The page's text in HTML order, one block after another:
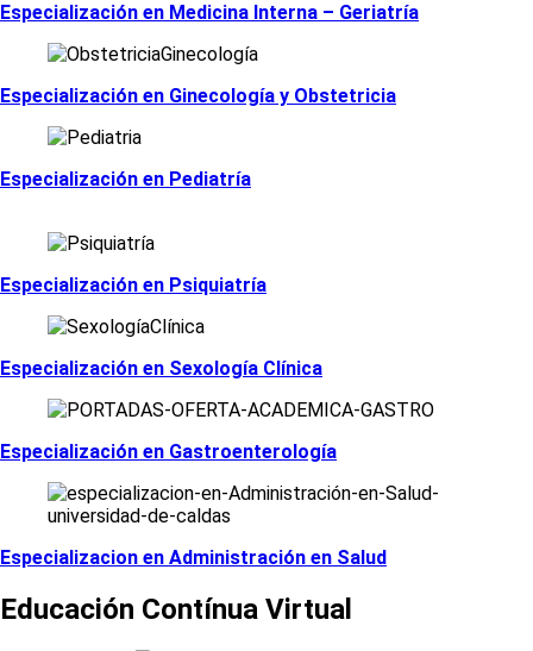
Especialización en Medicina Interna – Geriatría
Especialización en Ginecología y Obstetricia
Especialización en Pediatrí­a
Especialización en Psiquiatrí­a
Especialización en Sexología Clínica
Especialización en Gastroenterología
Especializacion en Administración en Salud
Educación Contínua Virtual